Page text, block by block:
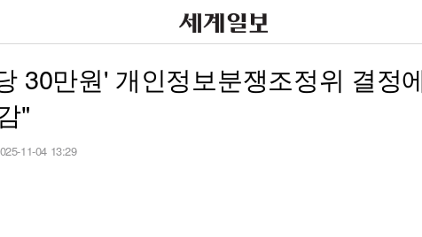
30만원' 개인정보분쟁조정위 결정
"
11-04 13:29